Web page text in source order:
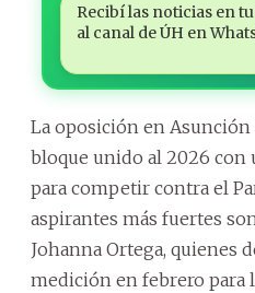
Recibí las noticias en
al canal de ÚH en
La oposición en
bloque unido al 2026 con
para competir contra el
aspirantes más fuertes
Johanna Ortega, quienes
medición en febrero para